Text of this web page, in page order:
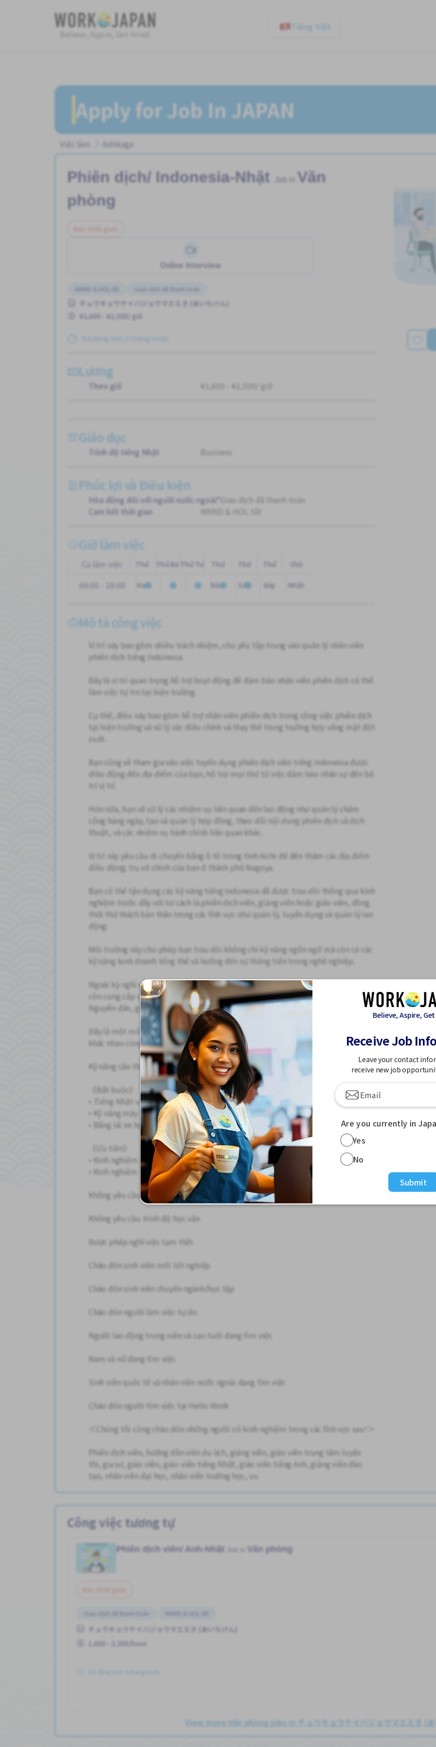
Believe, Aspire, Get Hired
Tiếng Việt
Apply for Job In JAPAN
Việc làm Ashikaga
Phiên dịch/ Indonesia-Nhật
Văn
phòng
Online Interview
WKND & HOL tắt Giao dịch đã thanh toán
チュウキョウケイバジョウマエえき (あいちけん)
¥1,600 - ¥2,500/ giờ
Đã đăng Hơn 3 tháng trước
Lương
Theo giờ ¥1,600 - ¥2,500/ giờ
Giáo dục
Trình độ tiếng Nhật Business
Phúc lợi và Điều kiện
Hòa đồng đối với người nước ngoài" Giao dịch đã thanh toán
Cam kết thời gian
WKND & HOL tắt
Giờ làm việc
Ca làm việc Thứ
Hai
Thứ Ba Thứ Tư Thứ
Năm
Thứ
Sáu
Thứ
Bảy
Chủ
Nhật
09:00 - 18:00
Mô tả công việc
Vị trí này bao gồm nhiều trách nhiệm, chủ yếu tập trung vào quản lý nhân viên
phiên dịch tiếng Indonesia.
Đây là vị trí quan trọng hỗ trợ hoạt động để đảm bảo nhân viên phiên dịch có thể
làm việc tự tin tại hiện trường.
Cụ thể, điều này bao gồm hỗ trợ nhân viên phiên dịch trong công việc phiên dịch
tại hiện trường và xử lý các điều chỉnh và thay thế trong trường hợp vắng mặt đột
xuất.
Bạn cũng sẽ tham gia vào việc tuyển dụng phiên dịch viên tiếng Indonesia được
điều động đến địa điểm của bạn, hỗ trợ mọi thứ từ việc đảm bảo nhân sự đến bố
trí vị trí.
Hơn nữa, bạn sẽ xử lý các nhiệm vụ liên quan đến lao động như quản lý chấm
công hàng ngày, tạo và quản lý hợp đồng, theo dõi nội dung phiên dịch và dịch
thuật, và các nhiệm vụ hành chính liên quan khác.
Vị trí này yêu cầu di chuyển bằng ô tô trong tỉnh Aichi để đến thăm các địa điểm
điều động; trụ sở chính của bạn ở thành phố Nagoya.
Bạn có thể tận dụng các kỹ năng tiếng Indonesia đã được trau dồi thông qua kinh
nghiệm trước đây với tư cách là phiên dịch viên, giảng viên hoặc giáo viên, đồng
thời thử thách bản thân trong các lĩnh vực như quản lý, tuyển dụng và quản lý lao
động.
Môi trường này cho phép bạn trau dồi không chỉ kỹ năng ngôn ngữ mà còn cả các
kỹ năng kinh doanh tổng thể và hướng đến sự thăng tiến trong nghề nghiệp.
Ngoài kỳ nghỉ cuối tuần hai ngày trọn vẹn (thứ Bảy và Chủ Nhật nghỉ), chúng tôi
còn cung cấp các kỳ nghỉ dài từ 9-11 ngày trong dịp Tuần lễ Vàng, Obon và Tết
Nguyên đán, giúp cân bằng tốt giữa công việc và cuộc sống.
Đây là một môi trường làm việc năng động, nơi nhân viên đến từ nhiều quốc tịch
khác nhau cùng phát triển.
Kỹ năng cần thiết
《Bắt buộc》
• Tiếng Nhật và tiếng Indonesia trình độ thương mại
• Kỹ năng máy tính cơ bản (Word, Excel)
• Bằng lái xe hợp lệ (biết lái xe)
《Ưu tiên》
• Kinh nghiệm phiên dịch
• Kinh nghiệm trong lĩnh vực sản xuất hoặc các lĩnh vực tương tự
Không yêu cầu kinh nghiệm!
Không yêu cầu trình độ học vấn
Được phép nghỉ việc tạm thời
Chào đón sinh viên mới tốt nghiệp
Chào đón sinh viên chuyển ngành/học tập
Chào đón người làm việc tự do
Người lao động trung niên và cao tuổi đang tìm việc
Nam và nữ đang tìm việc
Sinh viên quốc tế và nhân viên nước ngoài đang tìm việc
Chào đón người tìm việc tại Hello Work
＜Chúng tôi cũng chào đón những người có kinh nghiệm trong các lĩnh vực sau!＞
Phiên dịch viên, hướng dẫn viên du lịch, giảng viên, giáo viên trung tâm luyện
thi, gia sư, giáo viên, giáo viên tiếng Nhật, giáo viên tiếng Anh, giảng viên đào
tạo, nhân viên đại học, nhân viên trường học, v.v.
Công việc tương tự
Phiên dịch viên/ Anh-Nhật Văn phòng
Giao dịch đã thanh toán WKND & HOL tắt
チュウキョウケイバジョウマエえき (あいちけん)
1,600 - 2,500/hour
Đã đăng Hơn 3 tháng trước
View more Văn phòng jobs in チュウキョウケイバジョウマエえき (
Believe, Aspire,
Receive Job
Leave your contact
receive new job
Are you currently in
Yes
No
Submit